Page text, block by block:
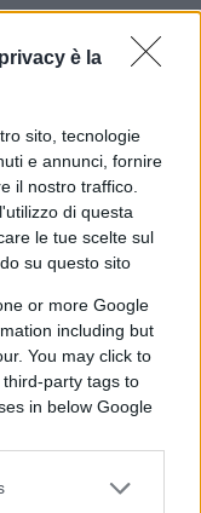
è la
sito, tecnologie
e annunci, fornire
il nostro traffico.
di questa
le tue scelte sul
su questo sito
or more Google
including but
You may click to
party tags to
in below Google
nelle parole
con artisti e
la lotta ai
pm e giudici
Associazione
tacciato il
e alla
referendum in
un referendum
tanti